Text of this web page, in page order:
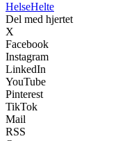
HelseHelte
Del med hjertet
X
Facebook
Instagram
LinkedIn
YouTube
Pinterest
TikTok
Mail
RSS